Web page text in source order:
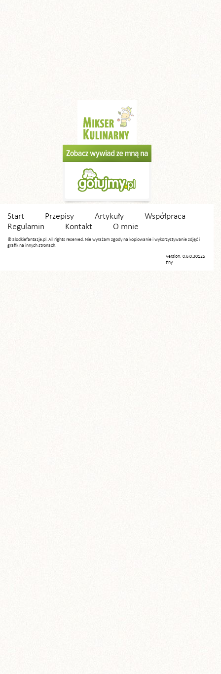
Start Przepisy Artykuły
Współpraca
Regulamin
Kontakt O mnie
© Slodkiefantazje.pl. All rights reserved. Nie wyrażam zgody na kopiowanie i wykorzystywanie zdjęć i
grafik na innych stronach.
Version: 0.6.0.30125
tiny